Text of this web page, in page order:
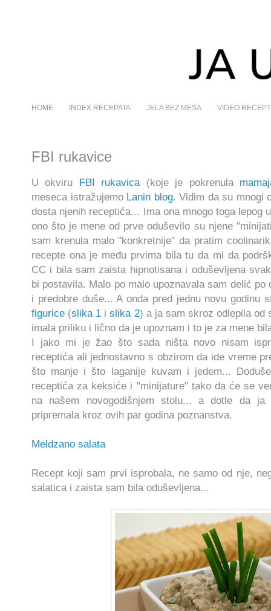
HOME INDEX RECEPATA JELA BEZ MESA VIDEO
FBI rukavice
U okviru FBI rukavica(koje je pokrenula
meseca istražujemo Lanin blog. Vidim da su mnogi
dosta njenih receptića... Ima ona mnogo toga lepog
ono što je mene od prve oduševilo su njene
sam krenula malo "konkretnije" da pratim
recepte ona je među prvima bila tu da mi da
CC i bila sam zaista hipnotisana i oduševljena
bi postavila. Malo po malo upoznavala sam delić
i predobre duše... A onda pred jednu novu godinu
figurice (slika 1 islika 2) a ja sam skroz odlepila od
imala priliku i lično da je upoznam i to je za mene
I jako mi je žao što sada ništa novo nisam
receptića ali jednostavno s obzirom da ide vreme
što manje i što laganije kuvam i jedem...
receptića za keksiće i "minijature" tako da će se
na našem novogodišnjem stolu... a dotle da
pripremala kroz ovih par godina poznanstva.
Meldzano salata
Recept koji sam prvi isprobala, ne samo od nje,
salatica i zaista sam bila oduševljena...